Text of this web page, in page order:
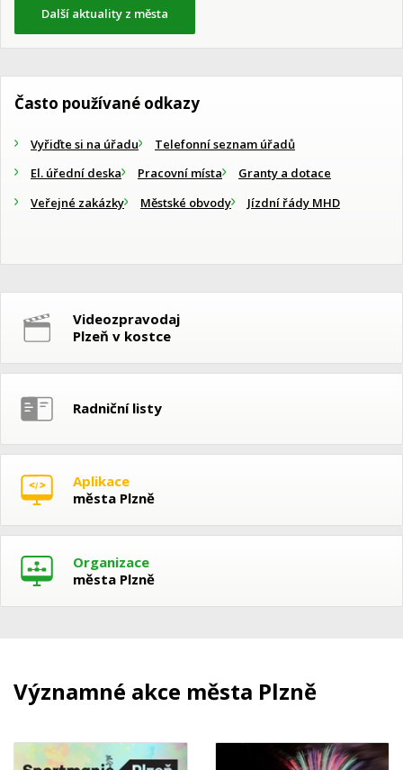
Další aktuality z města
Často používané odkazy
Vyřiďte si na úřadu
Telefonní seznam úřadů
El. úřední deska
Pracovní místa
Granty a dotace
Veřejné zakázky
Městské obvody Jízdní řády MHD
Videozpravodaj
Plzeň v kostce
Radniční listy
Aplikace
města Plzně
Organizace
města Plzně
Významné akce města Plzně